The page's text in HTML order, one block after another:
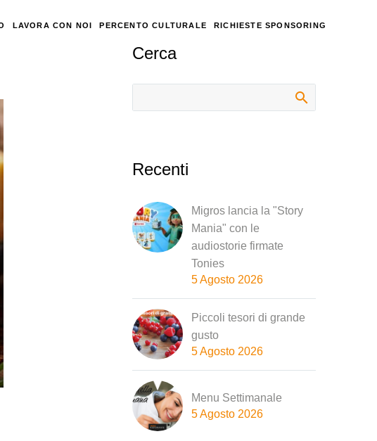
LAVORA CON NOI PERCENTO CULTURALE RICHIESTE SPONSORING
Cerca
Recenti
Migros lancia la "Story
Mania" con le
audiostorie firmate
Tonies
5 Agosto 2026
Piccoli tesori di grande
gusto
5 Agosto 2026
Menu Settimanale
5 Agosto 2026